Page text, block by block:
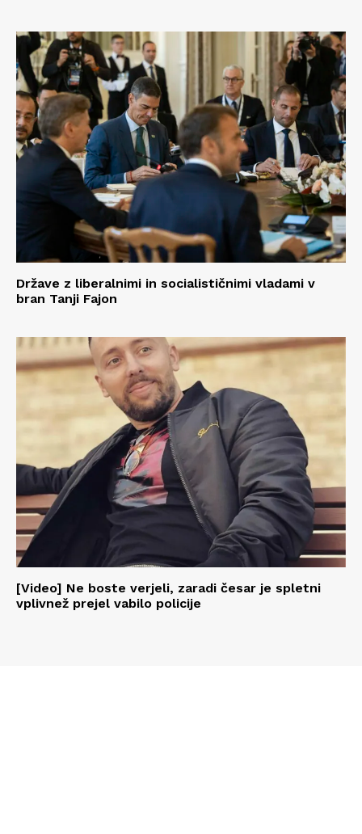
Države z liberalnimi in socialističnimi vladami v
bran Tanji Fajon
[Video] Ne boste verjeli, zaradi česar je spletni
vplivnež prejel vabilo policije